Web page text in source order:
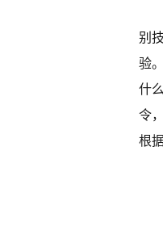
别
验
什
令
根